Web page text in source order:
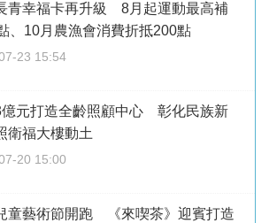
青幸福卡再升級 8月起運動最高補
、10月農漁會消費折抵200點
23 15:54
億元打造全齡照顧中心 彰化民族新
衛福大樓動土
20 15:00
童藝術節開跑 《來喫茶》迎賓打造